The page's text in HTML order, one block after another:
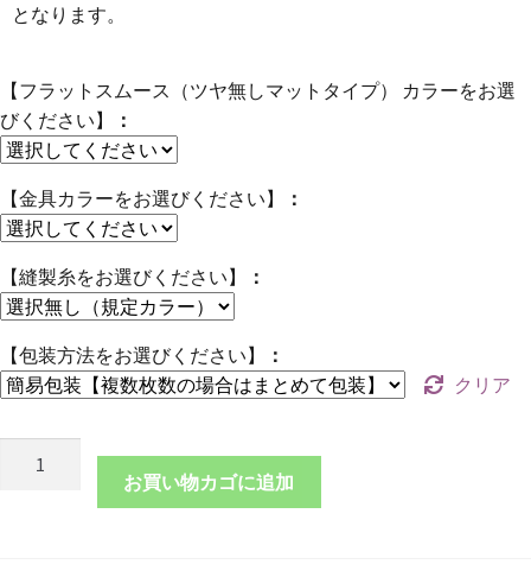
となります。
【フラットスムース（ツヤ無しマットタイプ） カラーをお選
びください】
【金具カラーをお選びください】
【縫製糸をお選びください】
【包装方法をお選びください】
クリア
お買い物カゴに追加